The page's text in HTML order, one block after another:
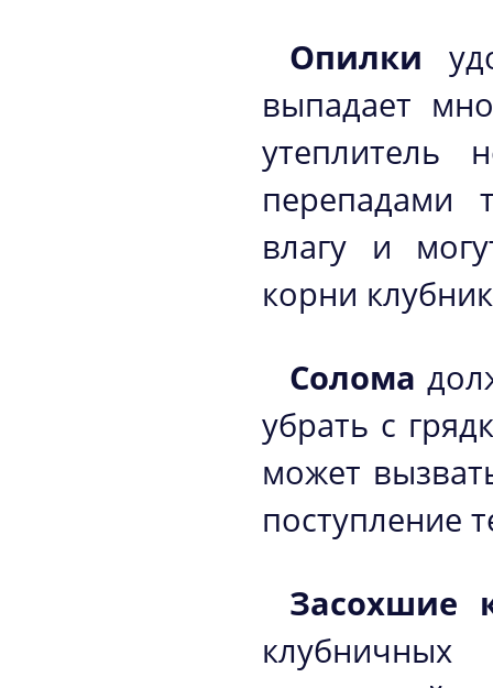
Опилки
выпадает
утеплитель
перепадами
влагу и
корни
Солома
убрать с
может
поступление
Засохшие